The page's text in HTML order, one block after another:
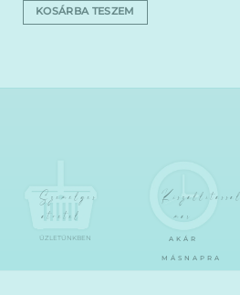
KOSÁRBA TESZEM
Személyes
átvétel
ÜZLETÜNKBEN
Kiszállítással
már
AKÁR
MÁSNAPRA